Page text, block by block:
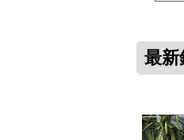
最新